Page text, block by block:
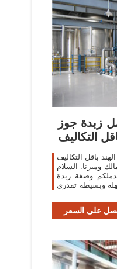
زبدة جوز
التكاليف
باقل التكاليف
وميرنا. السلام
وصفة زبدة
وبسيطة تقدرى
على السعر